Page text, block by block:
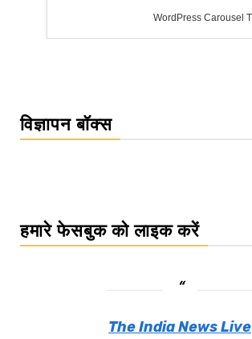
विज्ञापन बॉक्स
हमारे फेसबुक को लाइक करें
The India News Live